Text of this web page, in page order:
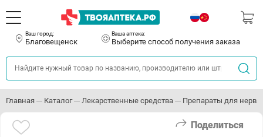
Ваш город:
Благовещенск
Ваша аптека:
Выберите способ получения заказа
Главная Каталог Лекарственные средства Препараты для
Поделиться